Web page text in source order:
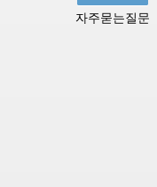
자주묻는질문